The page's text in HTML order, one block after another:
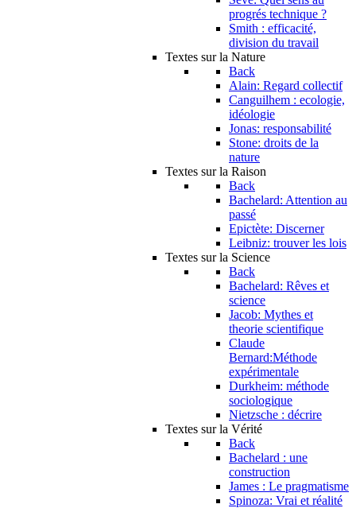
progrés technique ?
Smith : efficacité,
division du travail
Textes sur la Nature
Back
Alain: Regard collectif
Canguilhem : ecologie,
idéologie
Jonas: responsabilité
Stone: droits de la
nature
Textes sur la Raison
Back
Bachelard: Attention au
passé
Epictète: Discerner
Leibniz: trouver les lois
Textes sur la Science
Back
Bachelard: Rêves et
science
Jacob: Mythes et
theorie scientifique
Claude
Bernard:Méthode
expérimentale
Durkheim: méthode
sociologique
Nietzsche : décrire
Textes sur la Vérité
Back
Bachelard : une
construction
James : Le pragmatisme
Spinoza: Vrai et réalité